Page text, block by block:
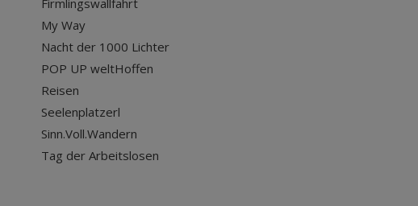
My Way
Nacht der 1000 Lichter
POP UP weltHoffen
Reisen
Seelenplatzerl
Sinn.Voll.Wandern
Tag der Arbeitslosen